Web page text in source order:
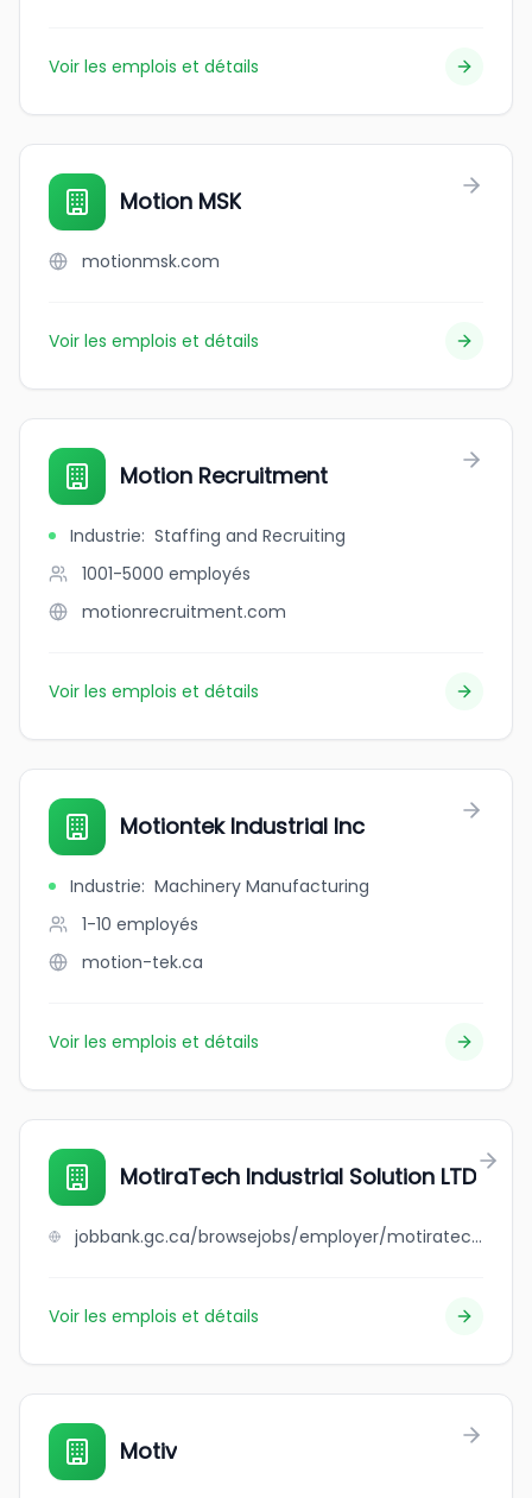
Voir les emplois et détails
Motion MSK
motionmsk.com
Voir les emplois et détails
Motion Recruitment
Industrie: Staffing and Recruiting
1001-5000 employés
motionrecruitment.com
Voir les emplois et détails
Motiontek Industrial Inc
Industrie: Machinery Manufacturing
1-10 employés
motion-tek.ca
Voir les emplois et détails
MotiraTech Industrial Solution LTD
jobbank.gc.ca/browsejobs/employer/motiratech+industrial+solution+ltd/ca
Voir les emplois et détails
Motiv